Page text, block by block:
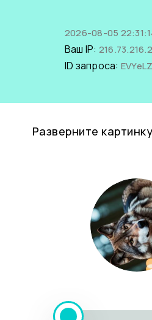
2026-08-05
Ваш IP:
ID запроса:
Разверните